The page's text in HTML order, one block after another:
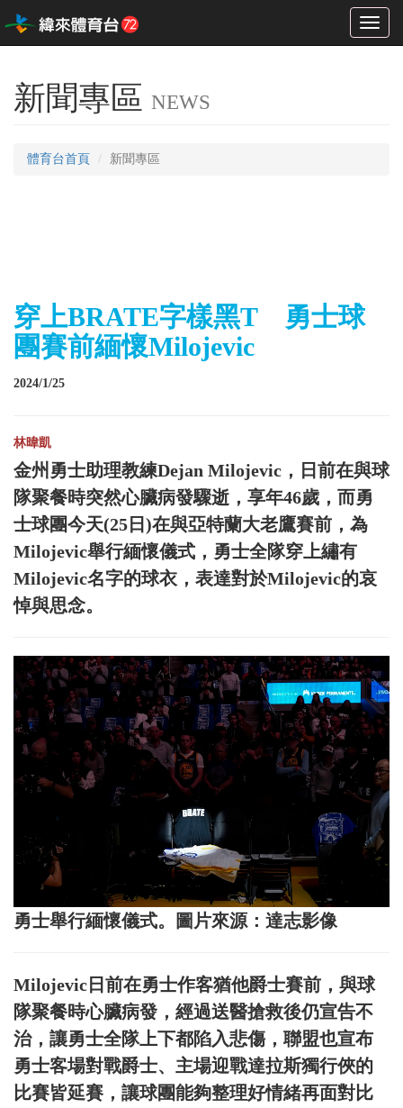
Toggle
新聞專區 NEWS
體育台首頁 新聞專區
穿上BRATE字樣黑T 勇士球
團賽前緬懷Milojevic
2024/1/25
林暐凱
金州勇士助理教練Dejan Milojevic，日前在與球
隊聚餐時突然心臟病發驟逝，享年46歲，而勇
士球團今天(25日)在與亞特蘭大老鷹賽前，為
Milojevic舉行緬懷儀式，勇士全隊穿上繡有
Milojevic名字的球衣，表達對於Milojevic的哀
悼與思念。
勇士舉行緬懷儀式。圖片來源：達志影像
Milojevic日前在勇士作客猶他爵士賽前，與球
隊聚餐時心臟病發，經過送醫搶救後仍宣告不
治，讓勇士全隊上下都陷入悲傷，聯盟也宣布
勇士客場對戰爵士、主場迎戰達拉斯獨行俠的
比賽皆延賽，讓球團能夠整理好情緒再面對比